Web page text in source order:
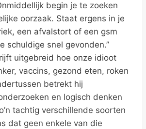
begin je te zoeken
oorzaak. Staat ergens in je
een afvalstort of een gsm
schuldige snel gevonden.”
uitgebreid hoe onze idioot
vaccins, gezond eten, roken
betrekt hij
en logisch denken
tachtig verschillende soorten
dat geen enkele van die